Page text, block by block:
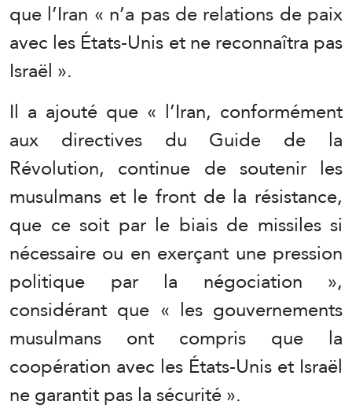
que l’Iran « n’a pas de relations de paix
avec les États-Unis et ne reconnaîtra pas
Israël ».
Il a ajouté que « l’Iran, conformément
aux directives du Guide de la
Révolution, continue de soutenir les
musulmans et le front de la résistance,
que ce soit par le biais de missiles si
nécessaire ou en exerçant une pression
politique par la négociation »,
considérant que « les gouvernements
musulmans ont compris que la
coopération avec les États-Unis et Israël
ne garantit pas la sécurité ».